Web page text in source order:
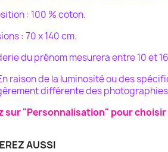
: 100 % coton.
: 70 x 140 cm.
du prénom mesurera entre 10 et
raison de la luminosité ou des
différente des
sur "Personnalisation" pour
AUSSI